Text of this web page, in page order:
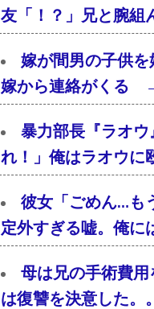
友「！？」兄と腕組
嫁が間男の子供
嫁から連絡がくる
暴力部長『ラオ
れ！」俺はラオウ
彼女「ごめん…も
定外すぎる嘘。俺に
母は兄の手術費
は復讐を決意した。。